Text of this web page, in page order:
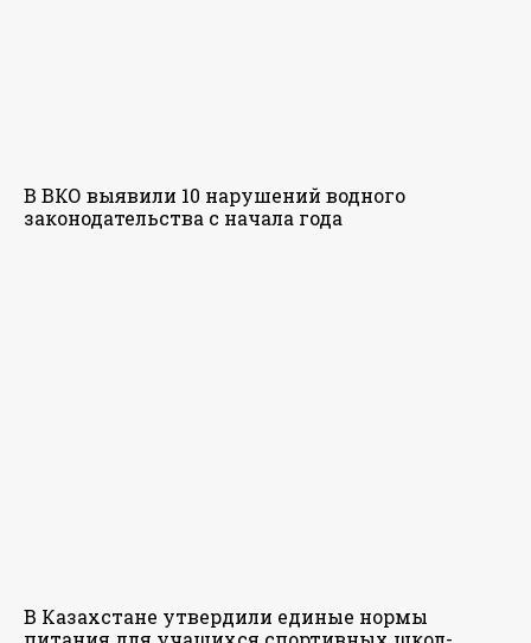
В ВКО выявили 10 нарушений водного
законодательства с начала года
В Казахстане утвердили единые нормы